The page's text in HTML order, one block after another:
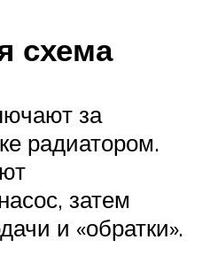
схема
за
радиатором.
затем
и «обратки».